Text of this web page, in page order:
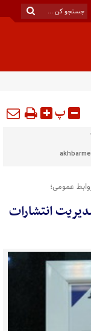
پ
عمومی؛
انتشارات